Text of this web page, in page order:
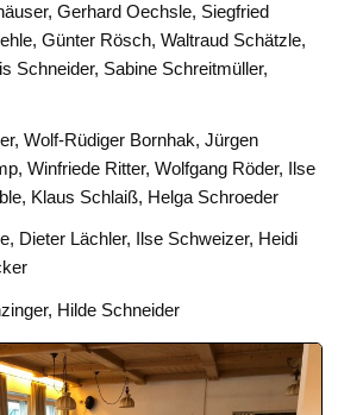
Gerhard Oechsle, Siegfried
Günter Rösch, Waltraud Schätzle,
Schneider, Sabine Schreitmüller,
Wolf-Rüdiger Bornhak, Jürgen
Winfriede Ritter, Wolfgang Röder, Ilse
Klaus Schlaiß, Helga Schroeder
Dieter Lächler, Ilse Schweizer, Heidi
Hilde Schneider